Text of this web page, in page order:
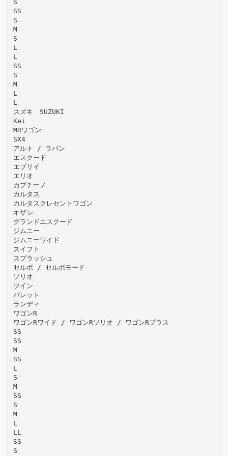
S
SS
S
M
S
L
L
SS
S
M
L
L
スズキ SUZUKI
Kei
MRワゴン
SX4
アルト / ラパン
エスクード
エブリイ
エリオ
カプチーノ
カルタス
カルタスクレセントワゴン
キザシ
グランドエスクード
ジムニー
ジムニーワイド
スイフト
スプラッシュ
セルボ / セルボモード
ソリオ
ツイン
パレット
ランディ
ワゴンR
ワゴンRワイド / ワゴンRソリオ / ワゴンRプラス
SS
SS
M
SS
L
S
M
SS
S
M
L
LL
SS
S